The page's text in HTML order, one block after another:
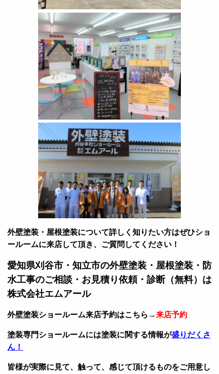
外壁塗装・屋根塗装について詳しく知りたい方はぜひショ
ールームに来店して頂き、ご質問してください！
愛知県刈谷市・知立市の外壁塗装・屋根塗装・防
水工事のご相談・お見積り依頼・診断（無料）は
株式会社エムアール
外壁塗装ショールーム来店予約はこちら→来店予約
塗装専門ショールームには塗装に関する情報が盛りだくさ
ん！
皆様が実際に見て、触って、感じて頂けるものをご用意し